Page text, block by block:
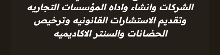
الشركات وانشاء واداه المؤسسات التجاريه
وتقديم الاستشارات القانونيه وترخيص
الحضانات والسنتر الاكاديميه